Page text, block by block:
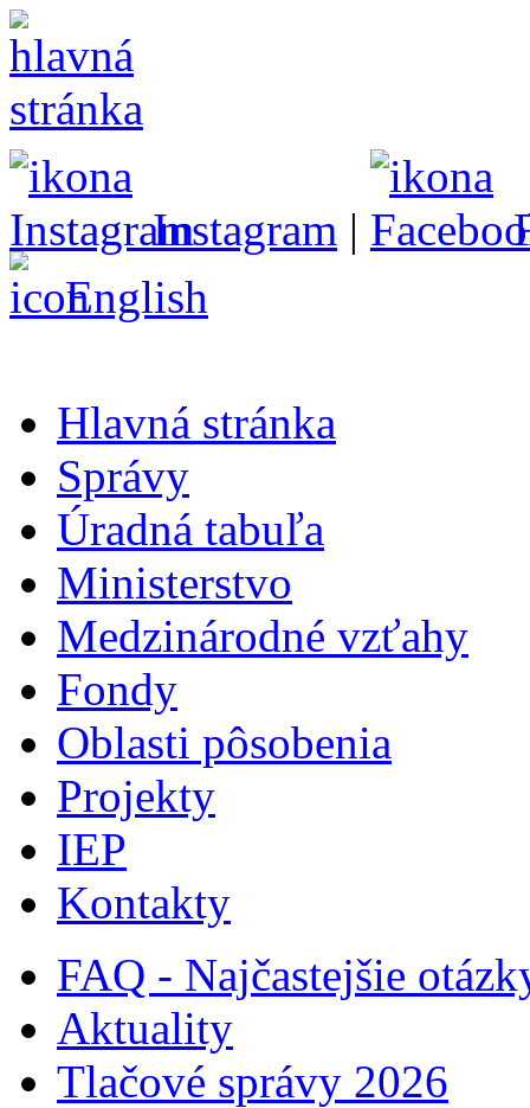
Instagram |
English
Hlavná stránka
Správy
Úradná tabuľa
Ministerstvo
Medzinárodné vzťahy
Fondy
Oblasti pôsobenia
Projekty
IEP
Kontakty
FAQ - Najčastejšie
Aktuality
Tlačové správy 2026